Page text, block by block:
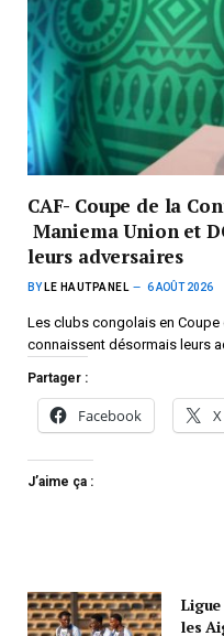
CAF- Coupe de la
Maniema Union et
leurs adversaires
BY LE HAUTPANEL 6 AOÛT 2026
Les clubs congolais en Coupe
connaissent désormais leurs
Partager :
Facebook X
J’aime ça :
les